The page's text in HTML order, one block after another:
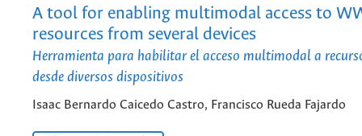
A tool for enabling multimodal access to
resources from several devices
Herramienta para habilitar el acceso multimodal a
desde diversos dispositivos
Isaac Bernardo Caicedo Castro, Francisco Rueda Fajardo